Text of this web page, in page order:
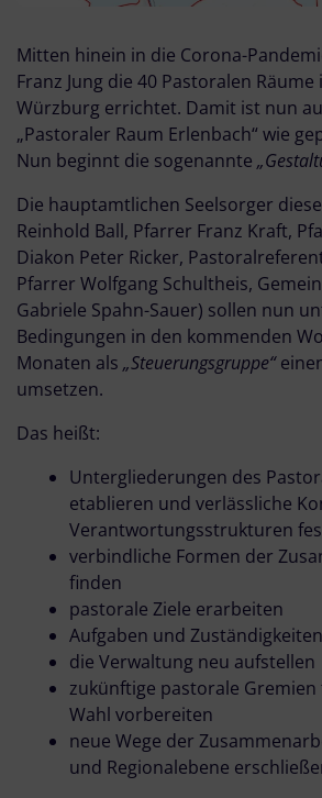
Mitten hinein in die Corona-
Franz Jung die 40 Pastoralen
Würzburg errichtet. Damit ist nun
„Pastoraler Raum Erlenbach“ wie
Nun beginnt die sogenannte
Die hauptamtlichen Seelsorger
Reinhold Ball, Pfarrer Franz Kraft,
Diakon Peter Ricker,
Pfarrer Wolfgang Schultheis,
Gabriele Spahn-Sauer) sollen nun
Bedingungen in den kommenden
Monaten als „Steuerungsgruppe“
umsetzen.
Das heißt:
Untergliederungen des
etablieren und verlässliche
Verantwortungsstrukturen
verbindliche Formen der
finden
pastorale Ziele erarbeiten
Aufgaben und
die Verwaltung neu aufstellen
zukünftige pastorale
Wahl vorbereiten
neue Wege der
und Regionalebene